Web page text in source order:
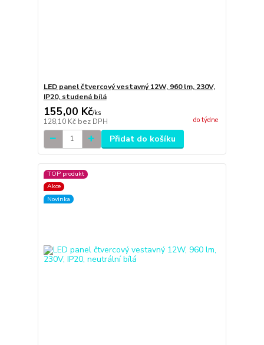
LED panel čtvercový vestavný 12W, 960 lm, 230V,
IP20, studená bílá
155,00 Kč/ks
128,10 Kč bez DPH do týdne
Přidat do košíku
TOP produkt
Akce
Novinka